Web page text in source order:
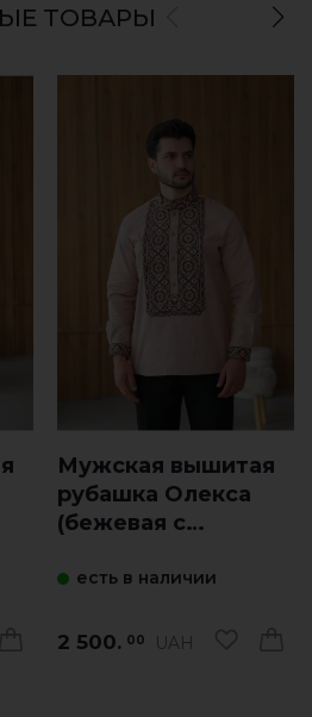
ТОВАРЫ
Мужская вышитая
рубашка Олекса
(бежевая с
есть в наличии
2 500. 00 UAH